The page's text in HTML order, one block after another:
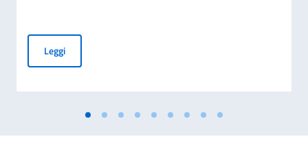
Leggi70° ANNIVERSARIO DELLA TRAGEDIA DI MARCINELLE E